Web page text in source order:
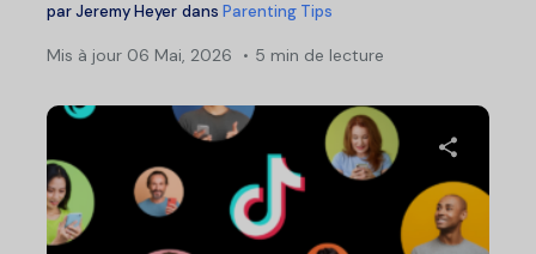
parJeremy Heyer dans Parenting Tips
Mis à jour 06 Mai, 2026 5 min de lecture